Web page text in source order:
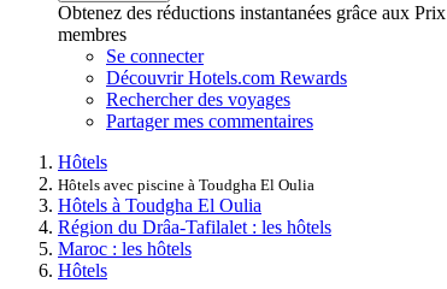
Obtenez des réductions instantanées grâce aux Prix
membres
Se connecter
Découvrir Hotels.com Rewards
Rechercher des voyages
Partager mes commentaires
Hôtels
Hôtels avec piscine à Toudgha El Oulia
Hôtels à Toudgha El Oulia
Région du Drâa-Tafilalet : les hôtels
Maroc : les hôtels
Hôtels